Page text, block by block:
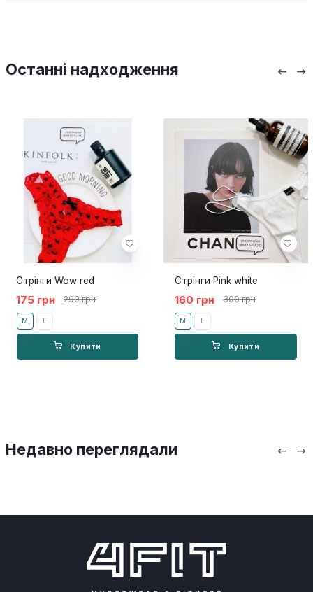
Останні надходження
Стрінги Wow red
175 грн 290 грн
M L
Купити
Стрінги Pink white
160 грн 300 грн
M L
Купити
Недавно переглядали